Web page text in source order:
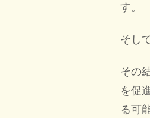
す。
そし
その
を促
る可